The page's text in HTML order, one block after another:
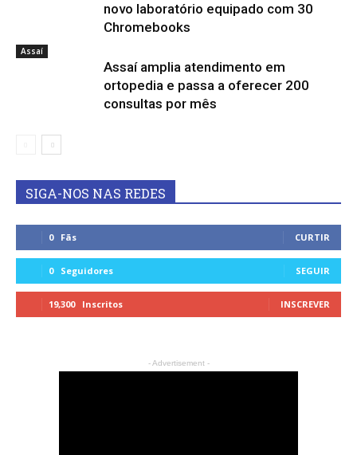
novo laboratório equipado com 30
Chromebooks
Assaí
Assaí amplia atendimento em
ortopedia e passa a oferecer 200
consultas por mês
SIGA-NOS NAS REDES
0 Fãs CURTIR
0 Seguidores SEGUIR
19,300 Inscritos INSCREVER
- Advertisement -